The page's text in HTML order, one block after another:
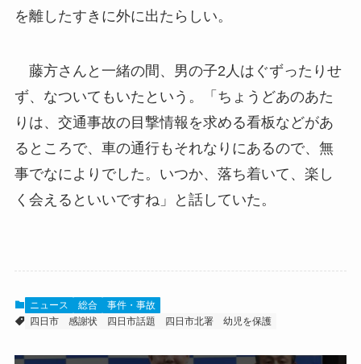
を離したすきに外に出たらしい。
藤方さんと一緒の間、男の子2人はぐずったりせ
ず、なついてもいたという。「ちょうどあのあた
りは、交通事故の目撃情報を求める看板などがあ
るところで、車の通行もそれなりにあるので、無
事でなによりでした。いつか、落ち着いて、楽し
く会えるといいですね」と話していた。
ニュース 総合
事件・事故
四日市
感謝状 四日市話題 四日市北署 幼児を保護